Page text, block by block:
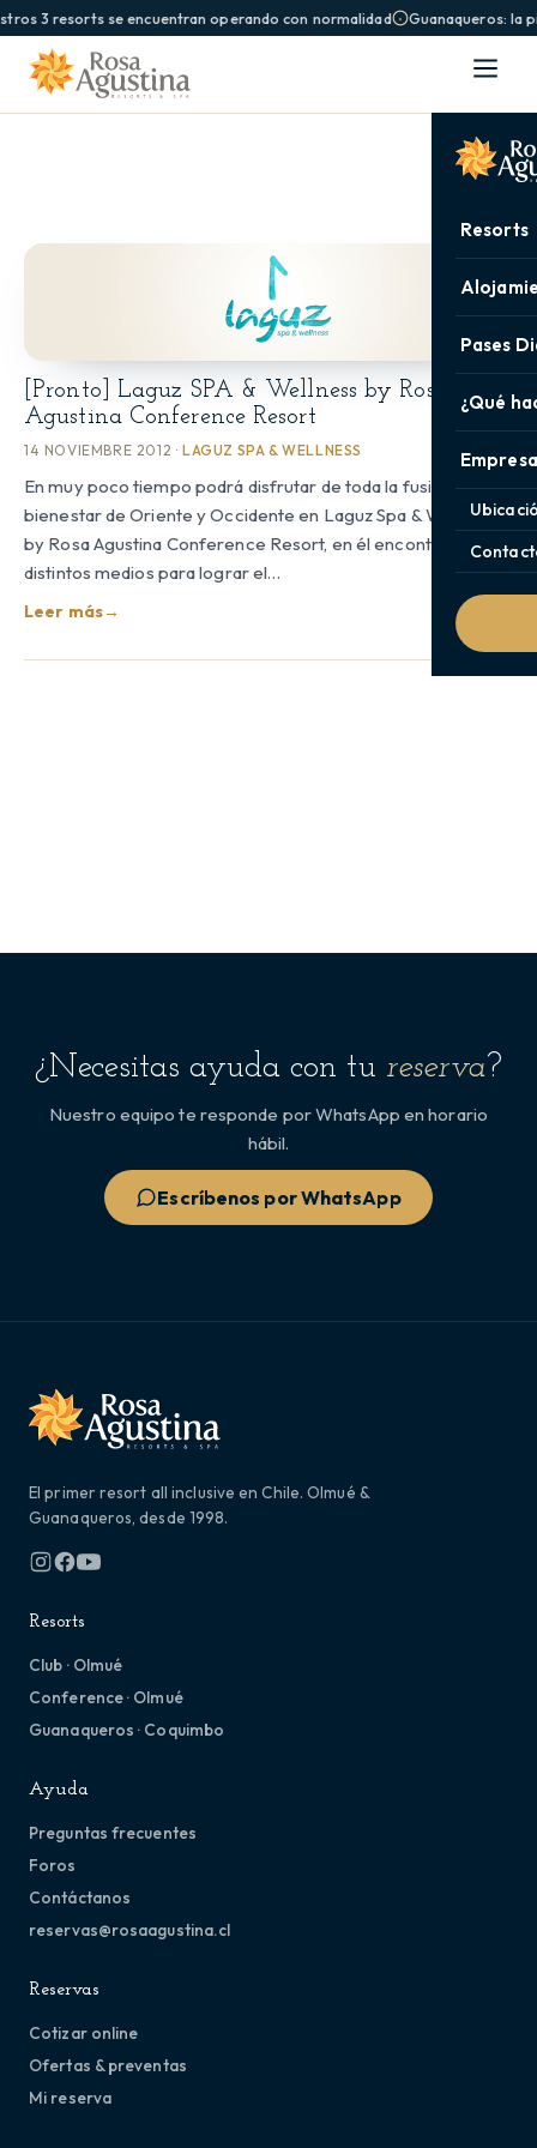
3 resorts se encuentran operando con normalidad Guanaqueros: la
Resorts
Pases
¿Qué
[Pronto] Laguz SPA & Wellness by Rosa
Agustina Conference Resort
14 NOVIEMBRE 2012 · LAGUZ SPA & WELLNESS
En muy poco tiempo podrá disfrutar de toda la fusión del
bienestar de Oriente y Occidente en Laguz Spa & Wellness
by Rosa Agustina Conference Resort, en él encontrará
distintos medios para lograr el…
Leer más→
¿Necesitas ayuda con tu reserva?
Nuestro equipo te responde por WhatsApp en horario
hábil.
Escríbenos por WhatsApp
El primer resort all inclusive en Chile. Olmué &
Guanaqueros, desde 1998.
Resorts
Club · Olmué
Conference · Olmué
Guanaqueros · Coquimbo
Ayuda
Preguntas frecuentes
Foros
Contáctanos
reservas@rosaagustina.cl
Reservas
Cotizar online
Ofertas & preventas
Mi reserva